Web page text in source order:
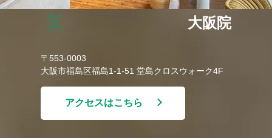
大阪院
〒553-0003
大阪市福島区福島1-1-51 堂島クロスウォーク4F
アクセスはこちら